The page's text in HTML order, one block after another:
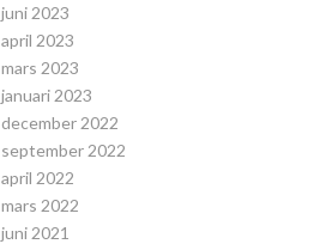
juni 2023
april 2023
mars 2023
januari 2023
december 2022
september 2022
april 2022
mars 2022
juni 2021